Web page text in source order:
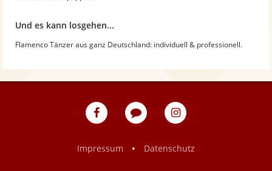
Und es kann losgehen...
Flamenco Tänzer aus ganz Deutschland: individuell & professionell.
eventpeppers
Blog
eventpeppers
Impressum
• Datenschutz